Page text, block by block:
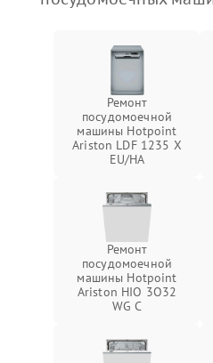
Ремонт
посудомоечной
машины Hotpoint
Ariston LDF 1235 X
EU/HA
Ремонт
посудомоечной
машины Hotpoint
Ariston HIO 3O32
WG C